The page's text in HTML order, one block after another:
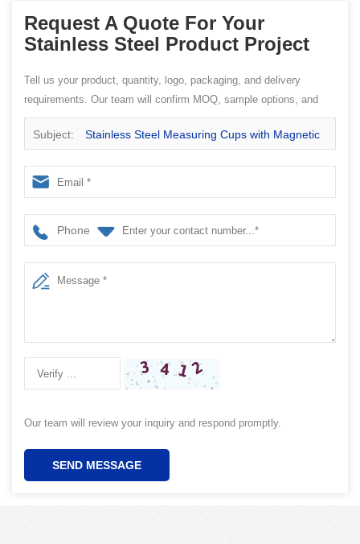
Request A Quote For Your
Stainless Steel Product Project
Tell us your product, quantity, logo, packaging, and delivery
requirements. Our team will confirm MOQ, sample options, and
quotation details.
Subject: Stainless Steel Measuring Cups with Magnetic
Snaps
Phone
Our team will review your inquiry and respond promptly.
SEND MESSAGE